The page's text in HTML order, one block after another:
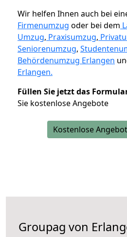
Wir helfen Ihnen auch bei
Firmenumzug oder bei dem
Umzug, Praxisumzug,
Seniorenumzug,
Behördenumzug Erlangen
Erlangen.
Füllen Sie jetzt das
Sie kostenlose Angebote
Kostenlose
Groupag von